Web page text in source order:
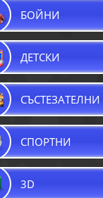
БОЙНИ
ДЕТСКИ
СЪСТЕЗАТЕЛНИ
СПОРТНИ
3D